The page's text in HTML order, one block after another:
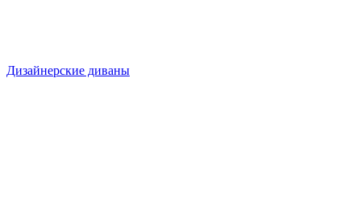
Дизайнерские диваны